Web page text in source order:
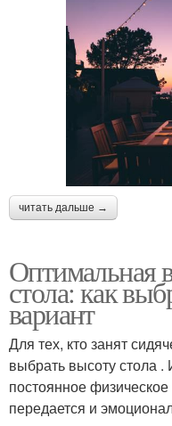
читать дальше →
Оптимальная
стола: как
вариант
Для тех, кто занят
выбрать высоту стола
постоянное
передается и